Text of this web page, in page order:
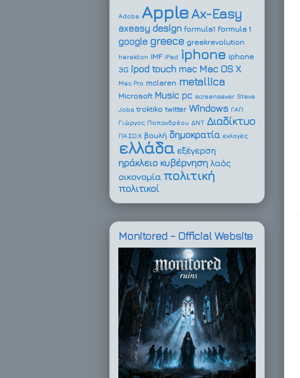
Adobe AppleAx-Easy
axeasy design formula1 Formula 1
google greece greekrevolution
heraklion IMF iPad iphone iphone
3G ipod touch mac Mac OS X
Mac Pro mclaren metallica
Microsoft Music pc screensaver Steve
Jobs troktiko twitter Windows ΓΑΠ
Γιώργος Παπανδρέου ΔΝΤ Διαδίκτυο
ΠΑ.ΣΟ.Κ βουλή δημοκρατία εκλογές
ελλάδα εξέγερση
ηράκλειο κυβέρνηση λαός
οικονομία πολιτική
πολιτικοί
Monitored – Official Website